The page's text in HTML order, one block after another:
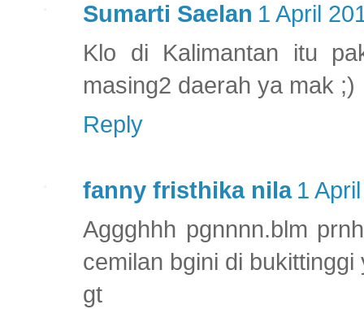
Sumarti Saelan 1 April
Klo di Kalimantan itu
masing2 daerah ya mak ;)
Reply
fanny fristhika nila 1
Aggghhh pgnnnn.blm
cemilan bgini di
gt